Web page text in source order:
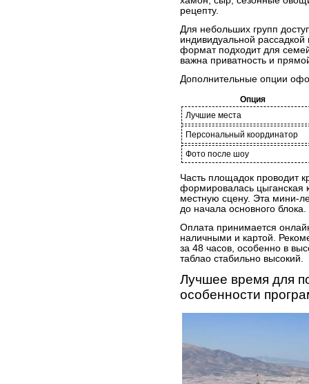
рецепту.
Для небольших групп
индивидуальной
формат подходит для
важна приватность и
Дополнительные опции
Опция
Лучшие места
Персональный координатор
Фото после шоу
Часть площадок проводит
формировалась цыганская
местную сцену. Эта мини-
до начала основного блока.
Оплата принимается
наличными и картой.
за 48 часов, особенно в
таблао стабильно высокий.
Лучшее время для
особенности